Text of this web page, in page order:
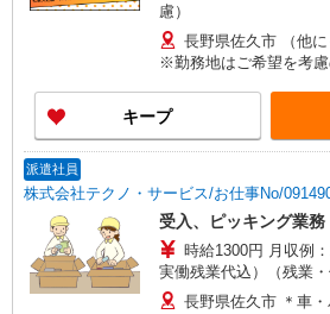
慮）
長野県佐久市 （他に
※勤務地はご希望を考
し）
キープ
派遣社員
株式会社テクノ・サービス/お仕事No/
受入、ピッキング業務
時給1300円 月収例
実働残業代込）（残業
れています） 交通
長野県佐久市 ＊車